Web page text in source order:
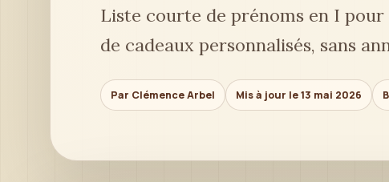
Liste courte de prénoms en I
de cadeaux personnalisés, sans
Par Clémence Arbel Mis à jour le 13 mai 2026